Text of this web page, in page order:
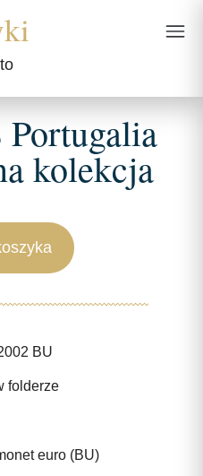
kolekcja
BU
folderze
euro (BU)